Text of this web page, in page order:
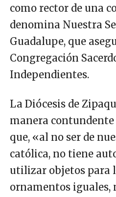
como rector de una
denomina Nuestra
Guadalupe, que
Congregación
Independientes.
La Diócesis de
manera
que, «al no ser de
católica, no tiene
utilizar objetos para
ornamentos iguales,